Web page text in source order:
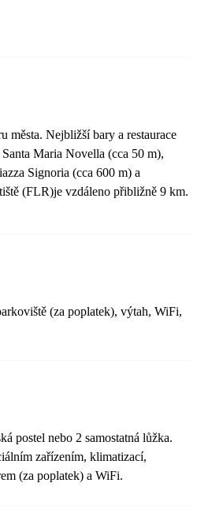
města. Nejbližší bary a restaurace
Maria Novella (cca 50 m),
Signoria (cca 600 m) a
(FLR)je vzdáleno přibližně 9 km.
(za poplatek), výtah, WiFi,
postel nebo 2 samostatná lůžka.
zařízením, klimatizací,
(za poplatek) a WiFi.